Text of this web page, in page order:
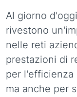
Al giorno
rivestono
nelle reti
prestazioni di
per l'efficienza
ma anche per